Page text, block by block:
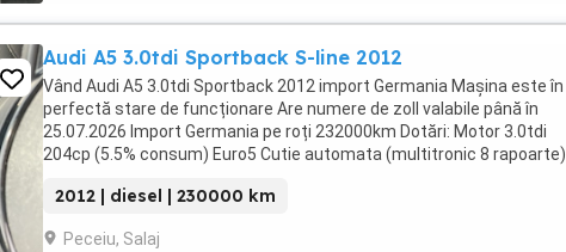
Audi A5 3.0tdi Sportback S-line 2012
Vând Audi A5 3.0tdi Sportback 2012 import Germania Mașina este în
perfectă stare de funcționare Are numere de zoll valabile până în
25.07.2026 Import Germania pe roți 232000km Dotări: Motor 3.0tdi
204cp (5.5% consum) Euro5 Cutie automata (multitronic 8 rapoarte)
2012 | diesel | 230000 km
Peceiu, Salaj